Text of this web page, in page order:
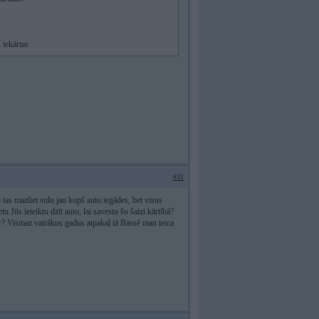
#31
mazliet sulo jau kopš auto iegādes, bet visus
Jūs ieteiktu dzīt auto, lai savestu šo šaizi kārtībā?
vairākus gadus atpakaļ tā Bassē man teica